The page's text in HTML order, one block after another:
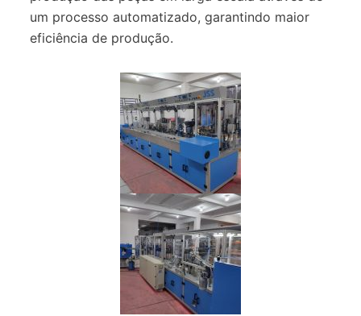
um processo automatizado, garantindo maior
eficiência de produção.